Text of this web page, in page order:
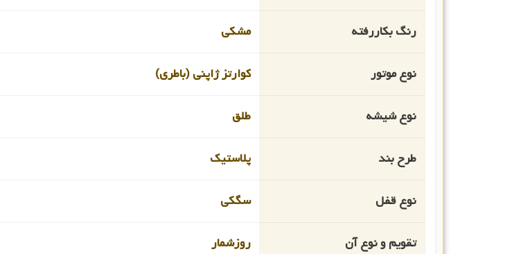
رنگ بکاررفته مشکی
نوع موتور کوارتز ژاپنی (باطری)
نوع شیشه طلق
طرح بند پلاستیک
نوع قفل سگکی
تقویم و نوع آن روزشمار